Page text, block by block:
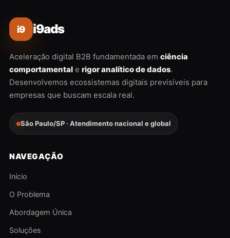
i9 i9ads
Aceleração digital B2B fundamentada em ciência
comportamental e rigor analítico de dados.
Desenvolvemos ecossistemas digitais previsíveis para
empresas que buscam escala real.
São Paulo/SP · Atendimento nacional e global
NAVEGAÇÃO
Início
O Problema
Abordagem Única
Soluções